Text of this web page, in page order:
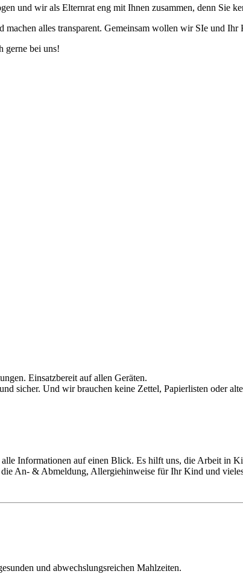
und wir als Elternrat eng mit Ihnen zusammen, denn Sie
alles transparent. Gemeinsam wollen wir SIe und Ihr
gerne bei uns!
Einsatzbereit auf allen Geräten.
sicher. Und wir brauchen keine Zettel, Papierlisten oder
Informationen auf einen Blick. Es hilft uns, die Arbeit in
An- & Abmeldung, Allergiehinweise für Ihr Kind und
und abwechslungsreichen Mahlzeiten.